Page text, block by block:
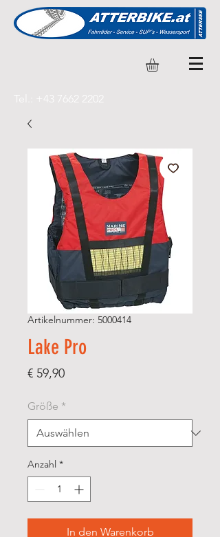
Tel.: +43 7662 2202
Artikelnummer: 5000414
Lake Pro
€ 59,90Preis
Größe *
Anzahl *
In den Warenkorb